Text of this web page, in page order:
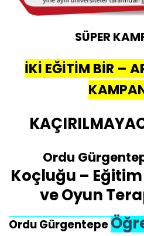
SÜPER
İKİ EĞİTİM BİR –
Ordu
Koçluğu – Eğitim
ve Oyun
Ordu Gürgentepe